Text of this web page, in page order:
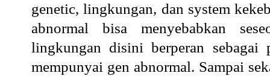
genetic, lingkungan, dan system
abnormal bisa menyebabkan
lingkungan disini berperan sebagai
mempunyai gen abnormal. Sampai